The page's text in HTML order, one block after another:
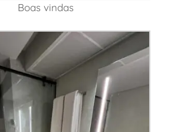
Boas vindas